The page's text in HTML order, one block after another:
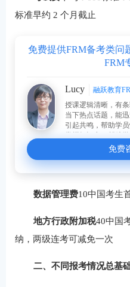
标准早约 2 个月截止
免费提供FRM备考类问
FRM
Lucy
融跃教育
授课逻辑清晰，有
当下热点话题，能
引起共鸣，帮助学
免费
数据管理费10中国考生
地方行政附加税40中国
纳，两级连考可减免一次
二、不同报考情况总基